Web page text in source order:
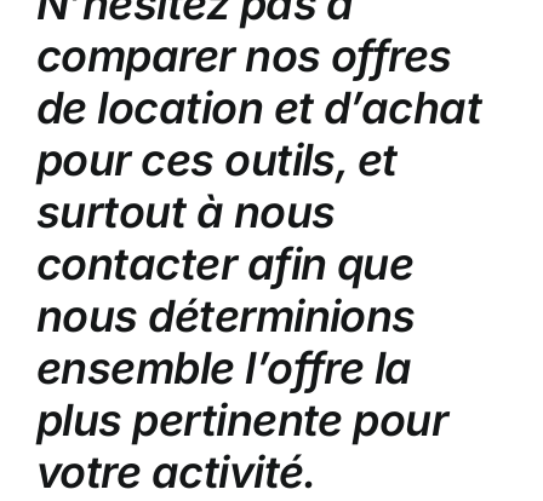
comparer nos offres
de location et d’achat
pour ces outils, et
surtout à nous
contacter afin que
nous déterminions
ensemble l’offre la
plus pertinente pour
votre activité.